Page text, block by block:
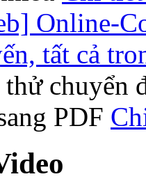
Online-
tất cả
chuyển
PDF